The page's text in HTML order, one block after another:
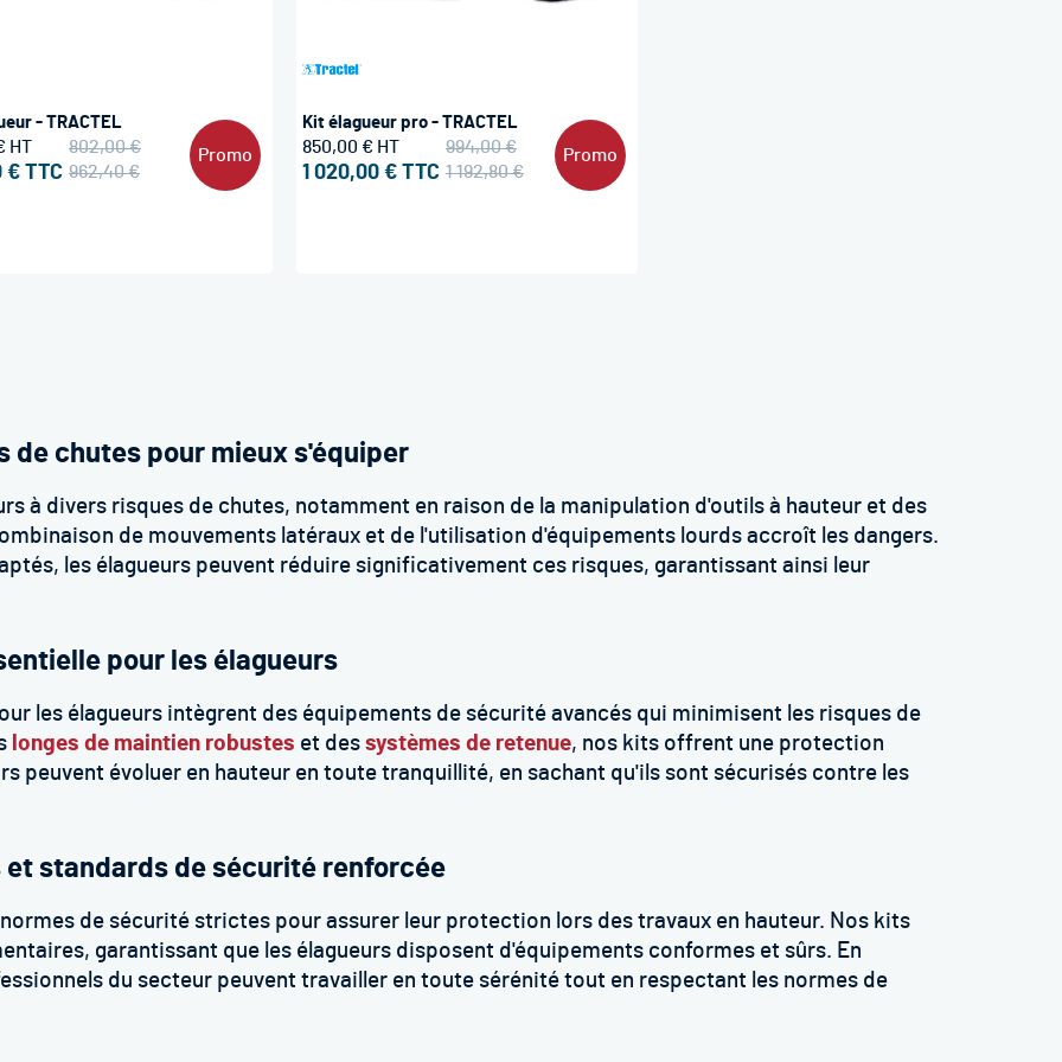
de chutes pour mieux s'équiper
à divers risques de chutes, notamment en raison de la manipulation d'outils à hauteur et des
de mouvements latéraux et de l'utilisation d'équipements lourds accroît les dangers.
les élagueurs peuvent réduire significativement ces risques, garantissant ainsi leur
pour les élagueurs
les élagueurs intègrent des équipements de sécurité avancés qui minimisent les risques de
longes de maintien robustes et des systèmes de retenue, nos kits offrent une protection
peuvent évoluer en hauteur en toute tranquillité, en sachant qu'ils sont sécurisés contre les
standards de sécurité renforcée
de sécurité strictes pour assurer leur protection lors des travaux en hauteur. Nos kits
garantissant que les élagueurs disposent d'équipements conformes et sûrs. En
du secteur peuvent travailler en toute sérénité tout en respectant les normes de
Promo
- TRACTEL
€
962,40 €
802,00 € Promo
Kit élagueur pro - TRACTEL
1 020,00 €
850,00 €
1 192,80 €
994,00 €